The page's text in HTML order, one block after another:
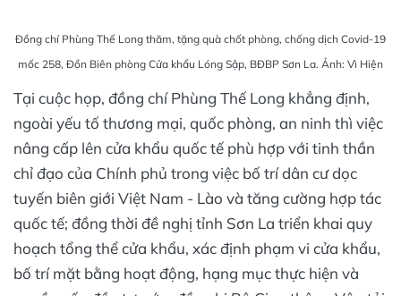
Đồng chí Phùng Thế Long thăm, tặng quà chốt phòng, chống dịch Covid-19
mốc 258, Đồn Biên phòng Cửa khẩu Lóng Sập, BĐBP Sơn La. Ảnh: Vì Hiện
Tại cuộc họp, đồng chí Phùng Thế Long khẳng định,
ngoài yếu tố thương mại, quốc phòng, an ninh thì việc
nâng cấp lên cửa khẩu quốc tế phù hợp với tinh thần
chỉ đạo của Chính phủ trong việc bố trí dân cư dọc
tuyến biên giới Việt Nam - Lào và tăng cường hợp tác
quốc tế; đồng thời đề nghị tỉnh Sơn La triển khai quy
hoạch tổng thể cửa khẩu, xác định phạm vi cửa khẩu,
bố trí mặt bằng hoạt động, hạng mục thực hiện và